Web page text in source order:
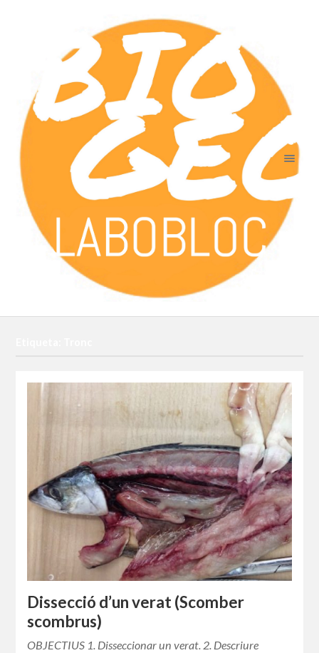
Dissecció d’un verat (Scomber
scombrus)
OBJECTIUS 1. Disseccionar un verat. 2. Descriure